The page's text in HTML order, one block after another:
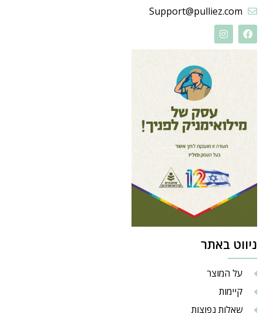
Support@pulliez.com
ניווט באתר
על המוצר
קיימות
שאלות נפוצות